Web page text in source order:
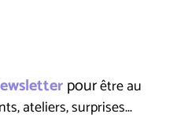
pourêtre au
ateliers, surprises...